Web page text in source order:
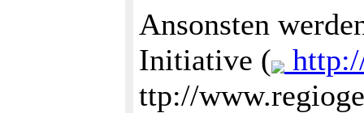
Ansonsten
Initiative (
ttp://